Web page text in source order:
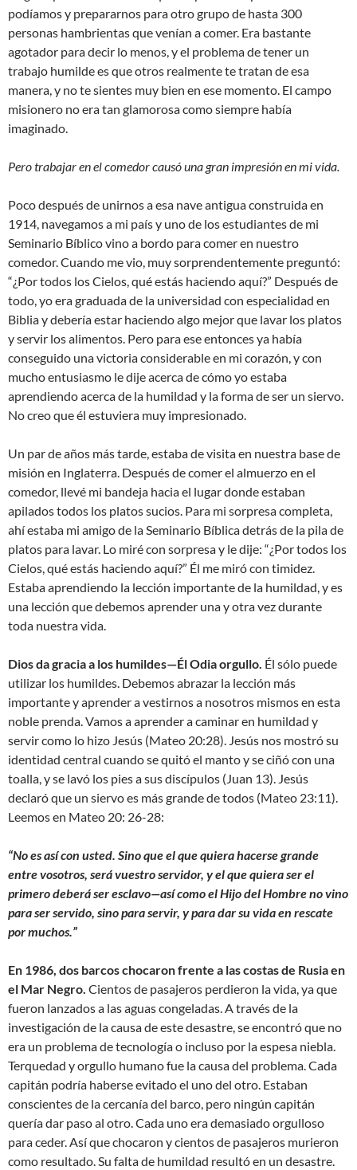
podíamos y prepararnos para otro grupo de hasta 300
personas hambrientas que venían a comer. Era bastante
agotador para decir lo menos, y el problema de tener un
trabajo humilde es que otros realmente te tratan de esa
manera, y no te sientes muy bien en ese momento. El campo
misionero no era tan glamorosa como siempre había
imaginado.
Pero trabajar en el comedor causó una gran impresión en mi vida.
Poco después de unirnos a esa nave antigua construida en
1914, navegamos a mi país y uno de los estudiantes de mi
Seminario Bíblico vino a bordo para comer en nuestro
comedor. Cuando me vio, muy sorprendentemente preguntó:
“¿Por todos los Cielos, qué estás haciendo aquí?” Después de
todo, yo era graduada de la universidad con especialidad en
Biblia y debería estar haciendo algo mejor que lavar los platos
y servir los alimentos. Pero para ese entonces ya había
conseguido una victoria considerable en mi corazón, y con
mucho entusiasmo le dije acerca de cómo yo estaba
aprendiendo acerca de la humildad y la forma de ser un siervo.
No creo que él estuviera muy impresionado.
Un par de años más tarde, estaba de visita en nuestra base de
misión en Inglaterra. Después de comer el almuerzo en el
comedor, llevé mi bandeja hacia el lugar donde estaban
apilados todos los platos sucios. Para mi sorpresa completa,
ahí estaba mi amigo de la Seminario Bíblica detrás de la pila de
platos para lavar. Lo miré con sorpresa y le dije: “¿Por todos los
Cielos, qué estás haciendo aquí?” Él me miró con timidez.
Estaba aprendiendo la lección importante de la humildad, y es
una lección que debemos aprender una y otra vez durante
toda nuestra vida.
Dios da gracia a los humildes—Él Odia orgullo. Él sólo puede
utilizar los humildes. Debemos abrazar la lección más
importante y aprender a vestirnos a nosotros mismos en esta
noble prenda. Vamos a aprender a caminar en humildad y
servir como lo hizo Jesús (Mateo 20:28). Jesús nos mostró su
identidad central cuando se quitó el manto y se ciñó con una
toalla, y se lavó los pies a sus discípulos (Juan 13). Jesús
declaró que un siervo es más grande de todos (Mateo 23:11).
Leemos en Mateo 20: 26-28:
“No es así con usted. Sino que el que quiera hacerse grande
entre vosotros, será vuestro servidor, y el que quiera ser el
primero deberá ser esclavo—así como el Hijo del Hombre no vino
para ser servido, sino para servir, y para dar su vida en rescate
por muchos.”
En 1986, dos barcos chocaron frente a las costas de Rusia en
el Mar Negro. Cientos de pasajeros perdieron la vida, ya que
fueron lanzados a las aguas congeladas. A través de la
investigación de la causa de este desastre, se encontró que no
era un problema de tecnología o incluso por la espesa niebla.
Terquedad y orgullo humano fue la causa del problema. Cada
capitán podría haberse evitado el uno del otro. Estaban
conscientes de la cercanía del barco, pero ningún capitán
quería dar paso al otro. Cada uno era demasiado orgulloso
para ceder. Así que chocaron y cientos de pasajeros murieron
como resultado. Su falta de humildad resultó en un desastre.